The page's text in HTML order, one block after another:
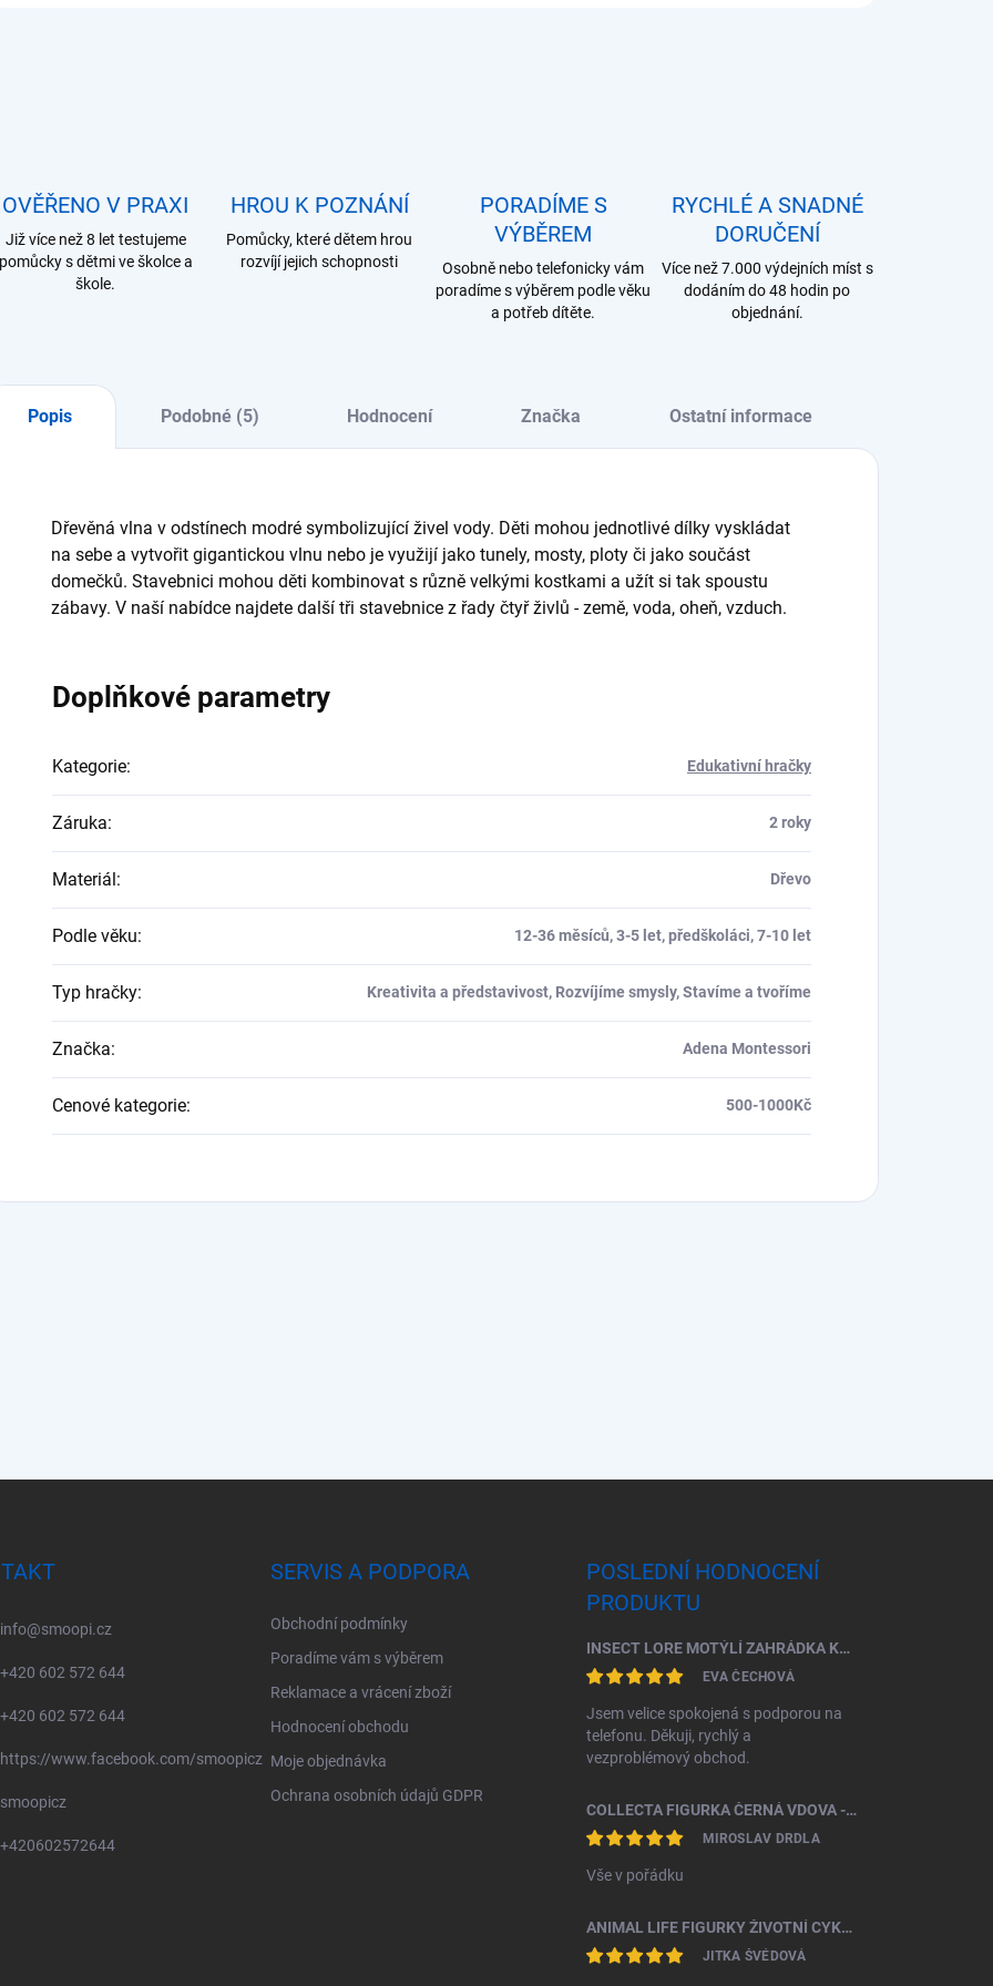
OVĚŘENO V PRAXI
Již více než 8 let testujeme
pomůcky s dětmi ve školce a
škole.
HROU K POZNÁNÍ
Pomůcky, které dětem hrou
rozvíjí jejich schopnosti
PORADÍME S
VÝBĚREM
Osobně nebo telefonicky vám
poradíme s výběrem podle věku
a potřeb dítěte.
RYCHLÉ A SNADNÉ
DORUČENÍ
Více než 7.000 výdejních míst s
dodáním do 48 hodin po
objednání.
Popis Podobné (5) Hodnocení Značka Ostatní informace
Dřevěná vlna v odstínech modré symbolizující živel vody. Děti mohou jednotlivé dílky vyskládat
na sebe a vytvořit gigantickou vlnu nebo je využijí jako tunely, mosty, ploty či jako součást
domečků. Stavebnici mohou děti kombinovat s různě velkými kostkami a užít si tak spoustu
zábavy. V naší nabídce najdete další tři stavebnice z řady čtyř živlů - země, voda, oheň, vzduch.
Doplňkové parametry
Kategorie: Edukativní hračky
Záruka: 2 roky
Materiál: Dřevo
Podle věku: 12-36 měsíců, 3-5 let, předškoláci, 7-10 let
Typ hračky: Kreativita a představivost, Rozvíjíme smysly, Stavíme a tvoříme
Značka: Adena Montessori
Cenové kategorie: 500-1000Kč
info@smoopi.cz
+420 602 572 644
+420 602 572 644
https://www.facebook.com/smoopicz
smoopicz
+420602572644
SERVIS A PODPORA
Obchodní podmínky
Poradíme vám s výběrem
Reklamace a vrácení zboží
Hodnocení obchodu
Moje objednávka
Ochrana osobních údajů GDPR
POSLEDNÍ HODNOCENÍ
PRODUKTU
INSECT LORE MOTÝLÍ ZAHRÁDKA KOMPLETNÍ ŠKOLNÍ SADA (33 HOUSENEK)
EVA ČECHOVÁ
Jsem velice spokojená s podporou na
telefonu. Děkuji, rychlý a
vezproblémový obchod.
COLLECTA FIGURKA ČERNÁ VDOVA - SNOVAČKA JEDOVATÁ
MIROSLAV DRDLA
Vše v pořádku
ANIMAL LIFE FIGURKY ŽIVOTNÍ CYKLUS BROUK ROHÁČ
JITKA ŠVÉDOVÁ